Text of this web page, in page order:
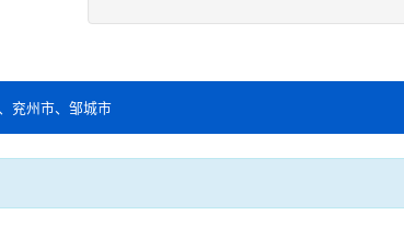
兖州市、邹城市